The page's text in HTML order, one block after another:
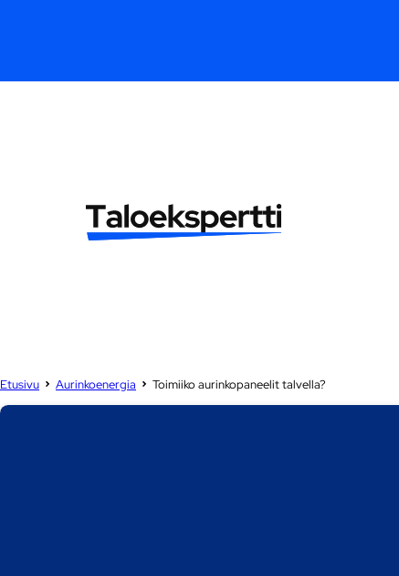
Etusivu Aurinkoenergia Toimiiko aurinkopaneelit talvella?